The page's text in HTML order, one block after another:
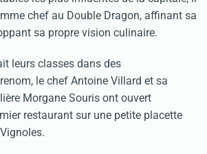
chef au Double Dragon, affinant sa
sa propre vision culinaire.
leurs classes dans des
le chef Antoine Villard et sa
Morgane Souris ont ouvert
restaurant sur une petite placette